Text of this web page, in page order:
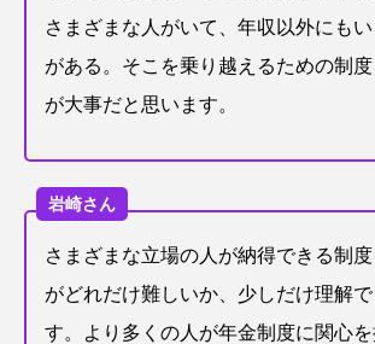
さまざまな人がいて、年収以外にもい
がある。そこを乗り越えるための制
が大事だと思います。
岩崎さん
さまざまな立場の人が納得できる制
がどれだけ難しいか、少しだけ理解
す。より多くの人が年金制度に関心